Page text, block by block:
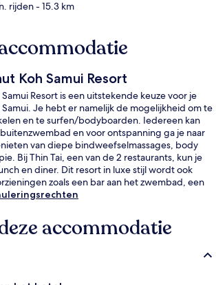
rijden- 15.3 km
Koh Samui Resort
Resort is een uitstekende keuze voor je
Je hebt er namelijk de mogelijkheid om te
en te surfen/bodyboarden. Iedereen kan
en voor ontspanning ga je naar
van diepe bindweefselmassages, body
Bij Thin Tai, een van de 2 restaurants, kun je
en diner. Dit resort in luxe stijl wordt ook
zoals een bar aan het zwembad, een
en een fitnesscentrum.
accommodatie